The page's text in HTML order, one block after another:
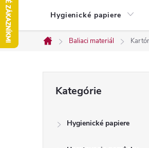
Hygienické papiere
Domov
Baliaci materiál
kategórie
Kategórie
Hygienické papiere